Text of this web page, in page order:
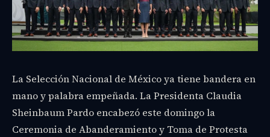
La Selección Nacional de México ya tiene bandera en
mano y palabra empeñada. La Presidenta Claudia
Sheinbaum Pardo encabezó este domingo la
Ceremonia de Abanderamiento y Toma de Protesta